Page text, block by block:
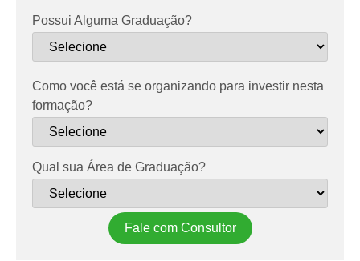
Possui Alguma Graduação?
Como você está se organizando para investir nesta
formação?
Qual sua Área de Graduação?
Fale com Consultor